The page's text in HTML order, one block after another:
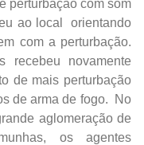
perturbação com som
ao local orientando
com a perturbação.
recebeu novamente
de mais perturbação
de arma de fogo. No
aglomeração de
os agentes